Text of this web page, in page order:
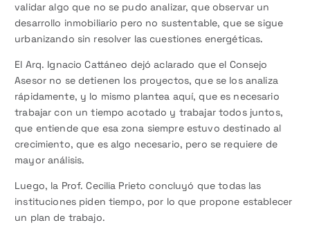
validar algo que no se pudo analizar, que observar un
desarrollo inmobiliario pero no sustentable, que se sigue
urbanizando sin resolver las cuestiones energéticas.
El Arq. Ignacio Cattáneo dejó aclarado que el Consejo
Asesor no se detienen los proyectos, que se los analiza
rápidamente, y lo mismo plantea aquí, que es necesario
trabajar con un tiempo acotado y trabajar todos juntos,
que entiende que esa zona siempre estuvo destinado al
crecimiento, que es algo necesario, pero se requiere de
mayor análisis.
Luego, la Prof. Cecilia Prieto concluyó que todas las
instituciones piden tiempo, por lo que propone establecer
un plan de trabajo.